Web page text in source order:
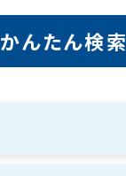
かんたん検索